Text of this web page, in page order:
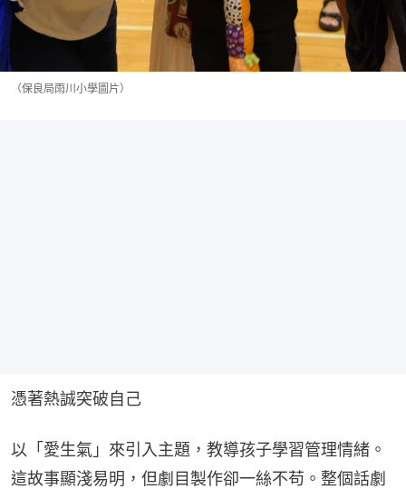
（保良局雨川小學圖片）
憑著熱誠突破自己
以「愛生氣」來引入主題，教導孩子學習管理情緒。
這故事顯淺易明，但劇目製作卻一絲不苟。整個話劇